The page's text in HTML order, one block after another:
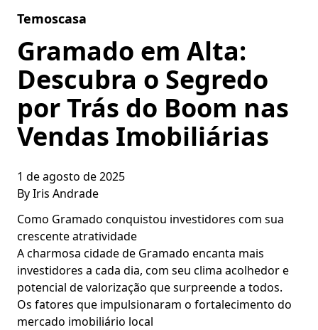
Temoscasa
Gramado em Alta:
Descubra o Segredo
por Trás do Boom nas
Vendas Imobiliárias
1 de agosto de 2025
ByIris Andrade
Como Gramado conquistou investidores com sua
crescente atratividade
A charmosa cidade de Gramado encanta mais
investidores a cada dia, com seu clima acolhedor e
potencial de valorização que surpreende a todos.
Os fatores que impulsionaram o fortalecimento do
mercado imobiliário local